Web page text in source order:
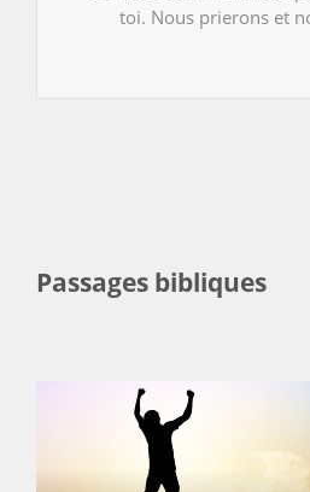
toi. Nous prierons et
Passages bibliques